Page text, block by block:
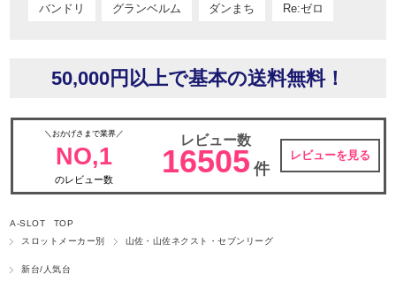
バンドリ グランベルム ダンまち Re:ゼロ
50,000円以上で基本の送料無料！
＼おかげさまで業界／
NO,1
のレビュー数
レビュー数
16505 件
レビューを見る
A-SLOT TOP
スロットメーカー別
山佐・山佐ネクスト・セブンリーグ
新台/人気台